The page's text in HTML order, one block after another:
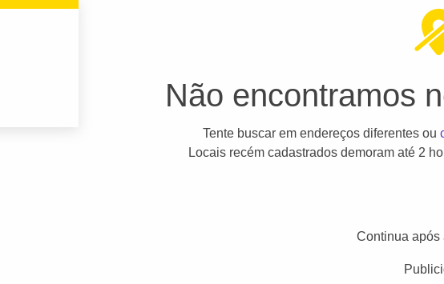
Não encontramos
Tente buscar em endereços diferentes ou
Locais recém cadastrados demoram até 2
Continua após